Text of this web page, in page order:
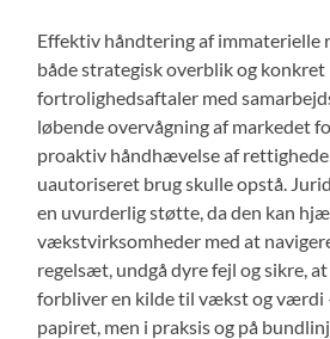
Effektiv håndtering af
både strategisk overblik og
fortrolighedsaftaler med
løbende overvågning af markedet
proaktiv håndhævelse af
uautoriseret brug skulle opstå.
en uvurderlig støtte, da den kan
vækstvirksomheder med at
regelsæt, undgå dyre fejl og sikre,
forbliver en kilde til vækst og værdi
papiret, men i praksis og på